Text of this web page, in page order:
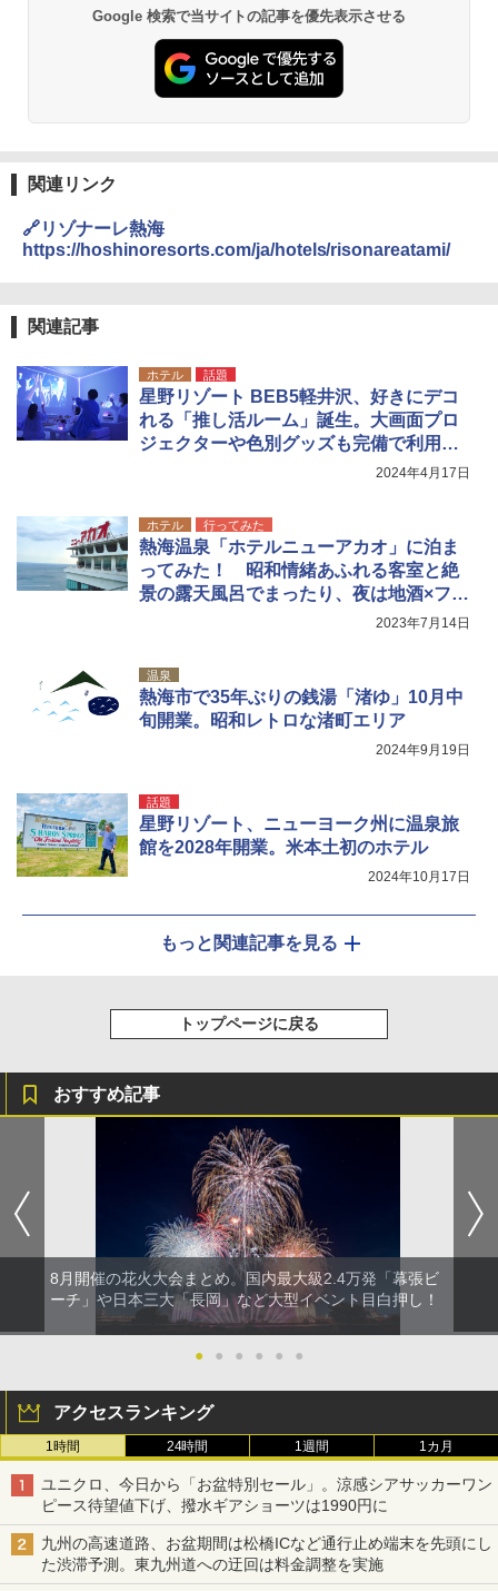
Google 検索で当サイトの記事を優先表示させる
関連リンク
🔗リゾナーレ熱海
https://hoshinoresorts.com/ja/hotels/risonareatami/
関連記事
ホテル 話題
星野リゾート BEB5軽井沢、好きにデコ
れる「推し活ルーム」誕生。大画面プロ
ジェクターや色別グッズも完備で利用料5
2024年4月17日
ホテル 行ってみた
熱海温泉「ホテルニューアカオ」に泊ま
ってみた！ 昭和情緒あふれる客室と絶
景の露天風呂でまったり、夜は地酒×フレ
2023年7月14日
温泉
熱海市で35年ぶりの銭湯「渚ゆ」10月中
旬開業。昭和レトロな渚町エリア
2024年9月19日
話題
星野リゾート、ニューヨーク州に温泉旅
館を2028年開業。米本土初のホテル
2024年10月17日
もっと関連記事を見る
トップページに戻る
おすすめ記事
8月開催の花火大会まとめ。国内最大級2.4万発「幕張ビ
ーチ」や日本三大「長岡」など大型イベント目白押し！
● ● ● ● ● ●
アクセスランキング
1時間 24時間 1週間 1カ月
ユニクロ、今日から「お盆特別セール」。涼感シアサッカーワン
ピース待望値下げ、撥水ギアショーツは1990円に
九州の高速道路、お盆期間は松橋ICなど通行止め端末を先頭にし
た渋滞予測。東九州道への迂回は料金調整を実施